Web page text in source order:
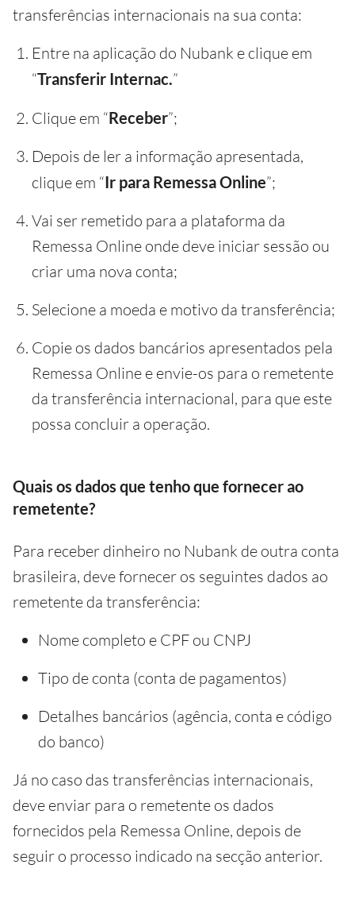
transferências internacionais na sua conta:
Entre na aplicação do Nubank e clique em
“Transferir Internac.”
Clique em “Receber”;
Depois de ler a informação apresentada,
clique em “Ir para Remessa Online”;
Vai ser remetido para a plataforma da
Remessa Online onde deve iniciar sessão ou
criar uma nova conta;
Selecione a moeda e motivo da transferência;
Copie os dados bancários apresentados pela
Remessa Online e envie-os para o remetente
da transferência internacional, para que este
possa concluir a operação.
Quais os dados que tenho que fornecer ao
remetente?
Para receber dinheiro no Nubank de outra conta
brasileira, deve fornecer os seguintes dados ao
remetente da transferência:
Nome completo e CPF ou CNPJ
Tipo de conta (conta de pagamentos)
Detalhes bancários (agência, conta e código
do banco)
Já no caso das transferências internacionais,
deve enviar para o remetente os dados
fornecidos pela Remessa Online, depois de
seguir o processo indicado na secção anterior.